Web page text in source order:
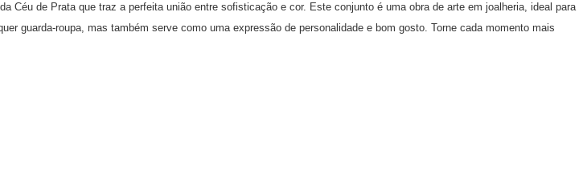
Céu de Prata que traz a perfeita união entre sofisticação e cor. Este conjunto é uma obra de arte em joalheria, ideal para
guarda-roupa, mas também serve como uma expressão de personalidade e bom gosto. Torne cada momento mais